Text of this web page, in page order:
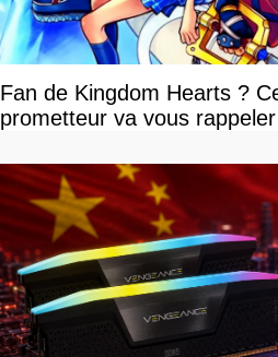
Fan de Kingdom Hearts ?
prometteur va vous